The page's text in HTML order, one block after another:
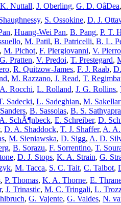
Nuttall, J. Oberling, G. D. OâDea,
, S. Ossokine, D. J.
, Huang-Wei Pan, B. Pang, P. T.
, M. Patil, B. Patricelli, B. L.
, M. Pichot, F. Piergiovanni, V. Pierro
G. Pratten, V. Predoi, T. Prestegard,
, R. Quitzow-James, F. J. Raab,
, M. Razzano, J. Read, T.
A. Rocchi, L. Rolland, J. G. Rollins,
Sadecki, L. Sadeghian, M.
, B. Sassolas, B. S.
A. SchÃ¶nbeck, E. Schreiber, D.
, D. A. Shaddock, T. J. Shaffer, A. A.
, M. Sieniawska, D. Sigg, A. D.
, B. Sorazu, F. Sorrentino, T.
, D. J. Stops, K. A. Strain, G.
, M. Tacca, S. C. Tait, C. Talbot,
, P. Thomas, K. A. Thorne, E.
, J. Trinastic, M. C. Tringali, L.
, G. Vajente, G. Valdes, N.